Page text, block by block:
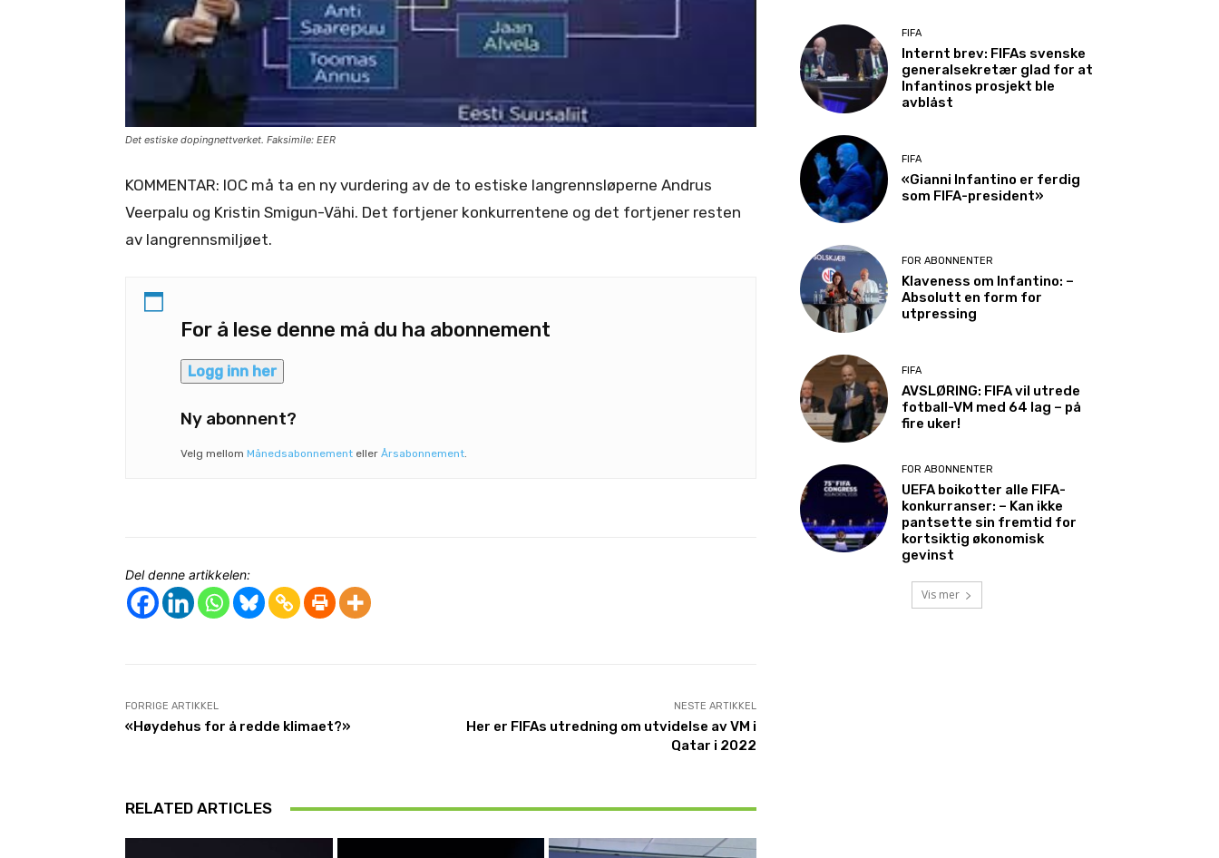
Det estiske dopingnettverket. Faksimile: EER
KOMMENTAR: IOC må ta en ny vurdering av de to estiske langrennsløperne Andrus
Veerpalu og Kristin Smigun-Vähi. Det fortjener konkurrentene og det fortjener resten
av langrennsmiljøet.
For å lese denne må du ha abonnement
Logg inn her
Ny abonnent?
Velg mellom Månedsabonnement eller Årsabonnement.
Del denne artikkelen:
FORRIGE ARTIKKEL
«Høydehus for å redde klimaet?»
NESTE ARTIKKEL
Her er FIFAs utredning om utvidelse av VM i
Qatar i 2022
RELATED ARTICLES
FIFA
Internt brev: FIFAs svenske
generalsekretær glad for at
Infantinos prosjekt ble
avblåst
FIFA
«Gianni Infantino er ferdig
som FIFA-president»
FOR ABONNENTER
Klaveness om Infantino: –
Absolutt en form for
utpressing
FIFA
AVSLØRING: FIFA vil utrede
fotball-VM med 64 lag – på
fire uker!
FOR ABONNENTER
UEFA boikotter alle FIFA-
konkurranser: – Kan ikke
pantsette sin fremtid for
kortsiktig økonomisk
gevinst
Vis mer